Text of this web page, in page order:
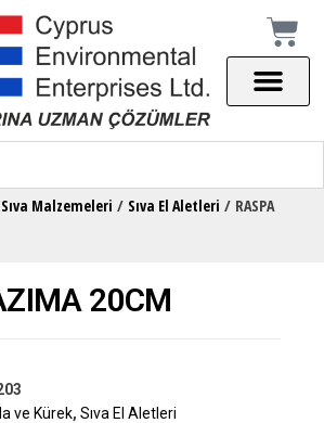
Sıva Malzemeleri / Sıva El Aletleri / RASPA
20CM
ve Kürek, Sıva El Aletleri